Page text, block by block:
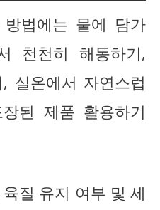
법에는 물에 담가
천천히 해동하기,
실온에서 자연스럽
된 제품 활용하기
질 유지 여부 및 세